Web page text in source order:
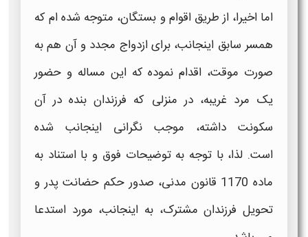
اما اخیرا، از طریق اقوام و بستگان، متوجه شده ام که
همسر سابق اینجانب، برای ازدواج مجدد و آن هم به
صورت موقت، اقدام نموده که این مساله و حضور
یک مرد غریبه، در منزلی که فرزندان بنده در آن
سکونت داشته، موجب نگرانی اینجانب شده
است. لذا، با توجه به توضیحات فوق و با استناد به
ماده 1170 قانون مدنی، صدور
حکم حضانت پدر و
تحویل فرزندان مشترک، به اینجانب، مورد استدعا